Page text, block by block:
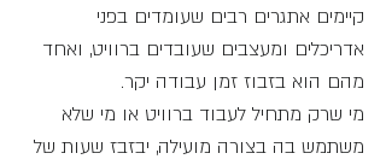
קיימים אתגרים רבים שעומדים בפני
אדריכלים ומעצבים שעובדים ברוויט, ואחד
מהם הוא בזבוז זמן עבודה יקר.
מי שרק מתחיל לעבוד ברוויט או מי שלא
משתמש בה בצורה מועילה, יבזבז שעות של